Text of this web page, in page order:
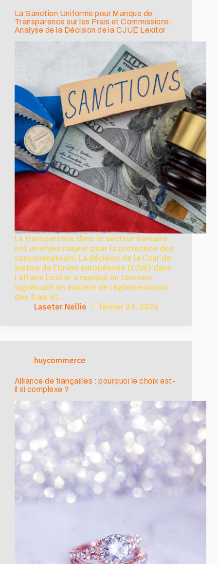
La Sanction Uniforme pour Manque de
Transparence sur les Frais et Commissions :
Analyse de la Décision de la CJUE Lexitor
La transparence dans le secteur bancaire
est un enjeu majeur pour la protection des
consommateurs. La décision de la Cour de
justice de l’Union européenne (CJUE) dans
l’affaire Lexitor a marqué un tournant
significatif en matière de réglementation
des frais et…
Laseter Nellie
février 24, 2026
huycommerce
Alliance de fiançailles : pourquoi le choix est-
il si complexe ?